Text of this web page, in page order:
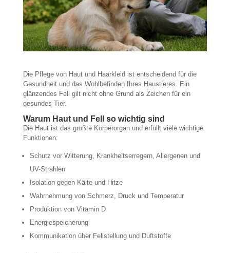
Die Pflege von Haut und Haarkleid ist entscheidend für die
Gesundheit und das Wohlbefinden Ihres Haustieres. Ein
glänzendes Fell gilt nicht ohne Grund als Zeichen für ein
gesundes Tier.
Warum Haut und Fell so wichtig sind
Die Haut ist das größte Körperorgan und erfüllt viele wichtige
Funktionen:
Schutz vor Witterung, Krankheitserregern, Allergenen und
UV-Strahlen
Isolation gegen Kälte und Hitze
Wahrnehmung von Schmerz, Druck und Temperatur
Produktion von Vitamin D
Energiespeicherung
Kommunikation über Fellstellung und Duftstoffe